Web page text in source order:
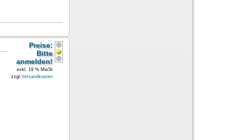
Preise:
Bitte
anmelden!
exkl. 19 % MwSt
zzgl.Versandkosten